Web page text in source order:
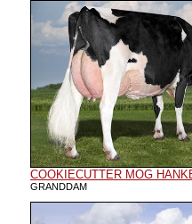
COOKIECUTTER MOG
GRANDDAM